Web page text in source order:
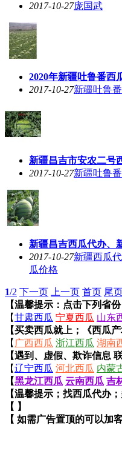
2017-10-27庞国武
2020年新疆吐鲁番西
2017-10-27新疆吐鲁
新疆昌吉市安农二号
2017-10-27新疆吐鲁
新疆昌吉西瓜代办、
2017-10-27新疆西瓜
瓜价格
1/2 下一页 上一页 首页 尾
【温馨提示：点击下列省
【甘肃西瓜 宁夏西瓜 山东
【买卖西瓜就上；《西瓜
【 广西西瓜 浙江西瓜 湖南
【遇到、虚假、欺诈信息
【辽宁西瓜 河北西瓜 内蒙
【黑龙江西瓜 云南西瓜 吉
【温馨提示；找西瓜代办
【 】
【 如需广告置顶的可以加